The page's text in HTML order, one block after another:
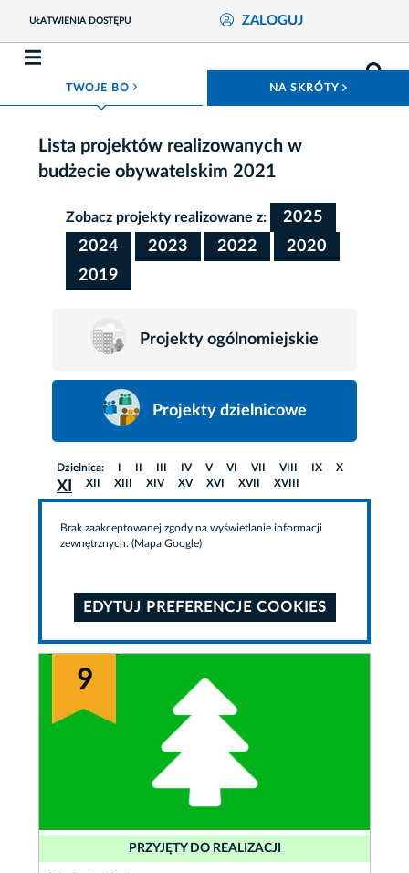
UŁATWIENIA DOSTĘPU ZALOGUJ
TWOJE BO ROZWIŃ MENU NA SKRÓTY
Lista projektów realizowanych w
budżecie obywatelskim 2021
Zobacz projekty realizowane z:
2025
2024
2023 2022
2020
2019
Projekty ogólnomiejskie
Projekty dzielnicowe
Dzielnica: I II III IV V VI VII VIII IX X
XI XII XIII XIV XV XVI XVII XVIII
Brak zaakceptowanej zgody na wyświetlanie informacji
zewnętrznych. (Mapa Google)
EDYTUJ PREFERENCJE COOKIES
9
PRZYJĘTY DO REALIZACJI